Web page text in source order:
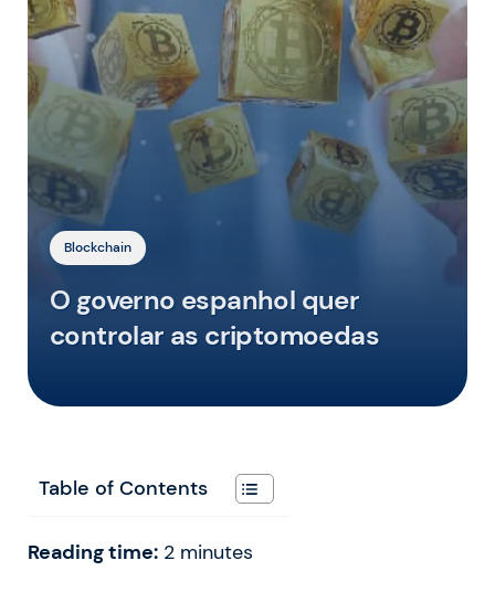
Blockchain
O governo espanhol quer
controlar as criptomoedas
Table of Contents
Reading time: 2 minutes